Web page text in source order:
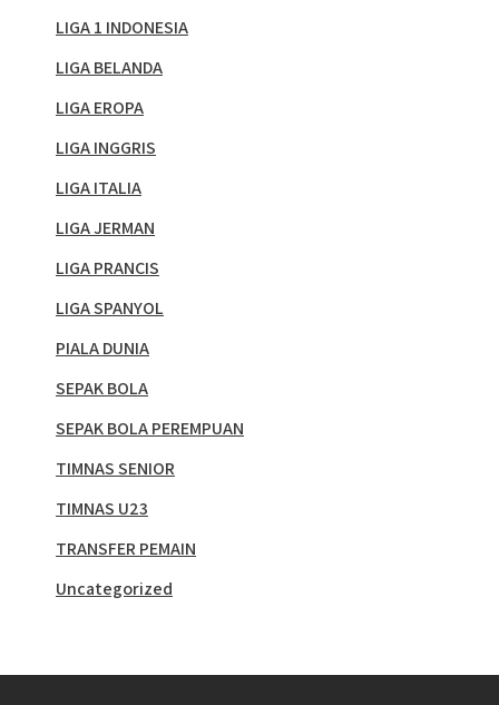
LIGA 1 INDONESIA
LIGA BELANDA
LIGA EROPA
LIGA INGGRIS
LIGA ITALIA
LIGA JERMAN
LIGA PRANCIS
LIGA SPANYOL
PIALA DUNIA
SEPAK BOLA
SEPAK BOLA PEREMPUAN
TIMNAS SENIOR
TIMNAS U23
TRANSFER PEMAIN
Uncategorized